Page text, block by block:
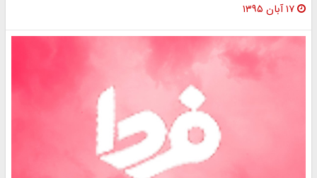
۱۷ آبان ۱۳۹۵